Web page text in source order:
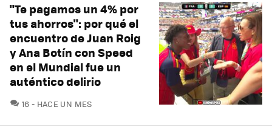
"Te pagamos un 4% por
tus ahorros": por qué el
encuentro de Juan Roig
y Ana Botín con Speed
en el Mundial fue un
auténtico delirio
16 COMENTARIOS
HACE UN MES